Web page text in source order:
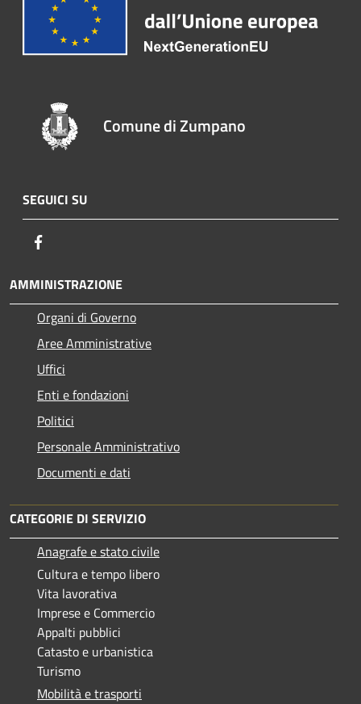
Comune di Zumpano
SEGUICI SU
AMMINISTRAZIONE
Organi di Governo
Aree Amministrative
Uffici
Enti e fondazioni
Politici
Personale Amministrativo
Documenti e dati
CATEGORIE DI SERVIZIO
Anagrafe e stato civile
Cultura e tempo libero
Vita lavorativa
Imprese e Commercio
Appalti pubblici
Catasto e urbanistica
Turismo
Mobilità e trasporti